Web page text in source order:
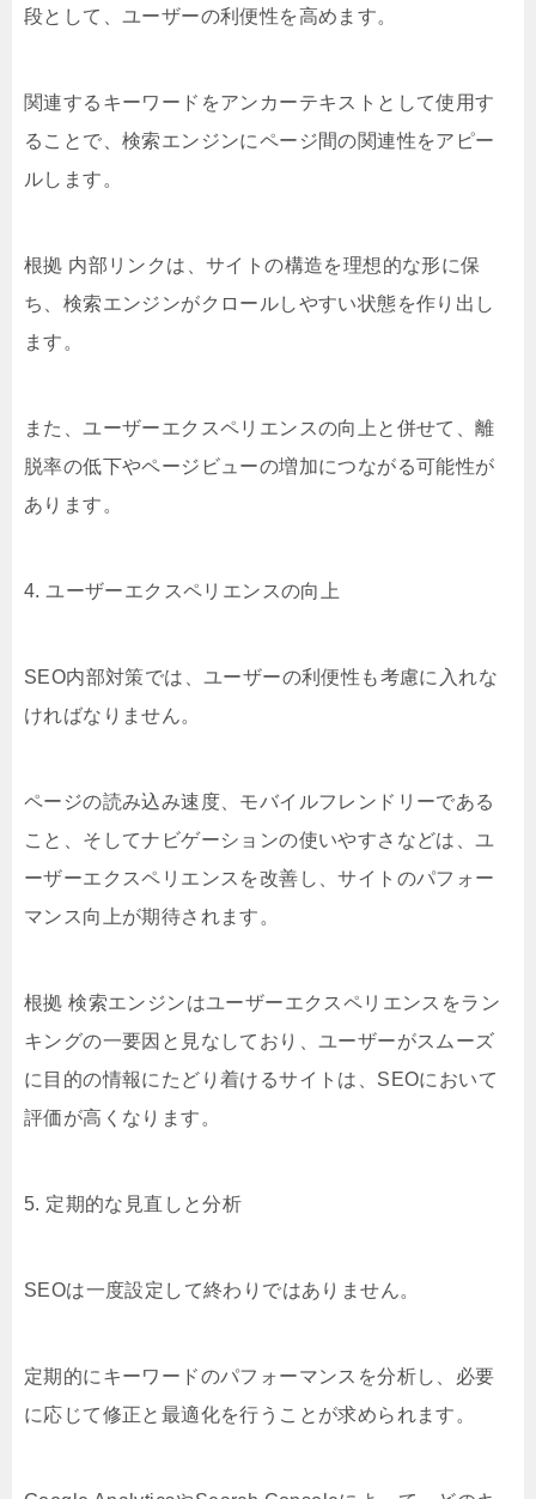
段として、ユーザーの利便性を高めます。
関連するキーワードをアンカーテキストとして使用す
ることで、検索エンジンにページ間の関連性をアピー
ルします。
根拠 内部リンクは、サイトの構造を理想的な形に保
ち、検索エンジンがクロールしやすい状態を作り出し
ます。
また、ユーザーエクスペリエンスの向上と併せて、離
脱率の低下やページビューの増加につながる可能性が
あります。
4. ユーザーエクスペリエンスの向上
SEO内部対策では、ユーザーの利便性も考慮に入れな
ければなりません。
ページの読み込み速度、モバイルフレンドリーである
こと、そしてナビゲーションの使いやすさなどは、ユ
ーザーエクスペリエンスを改善し、サイトのパフォー
マンス向上が期待されます。
根拠 検索エンジンはユーザーエクスペリエンスをラン
キングの一要因と見なしており、ユーザーがスムーズ
に目的の情報にたどり着けるサイトは、SEOにおいて
評価が高くなります。
5. 定期的な見直しと分析
SEOは一度設定して終わりではありません。
定期的にキーワードのパフォーマンスを分析し、必要
に応じて修正と最適化を行うことが求められます。